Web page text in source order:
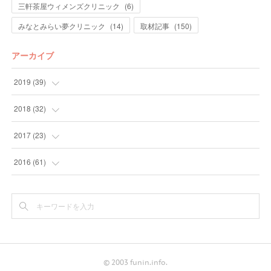
三軒茶屋ウィメンズクリニック
(6)
みなとみらい夢クリニック
(14) 取材記事 (150)
アーカイブ
2019 (39)
(7
(10 )
(10
(3)
2018 (32)
(5
(5
(9
2017(23)
(5
(
2016 (61)
(
© 2003 funin.info.